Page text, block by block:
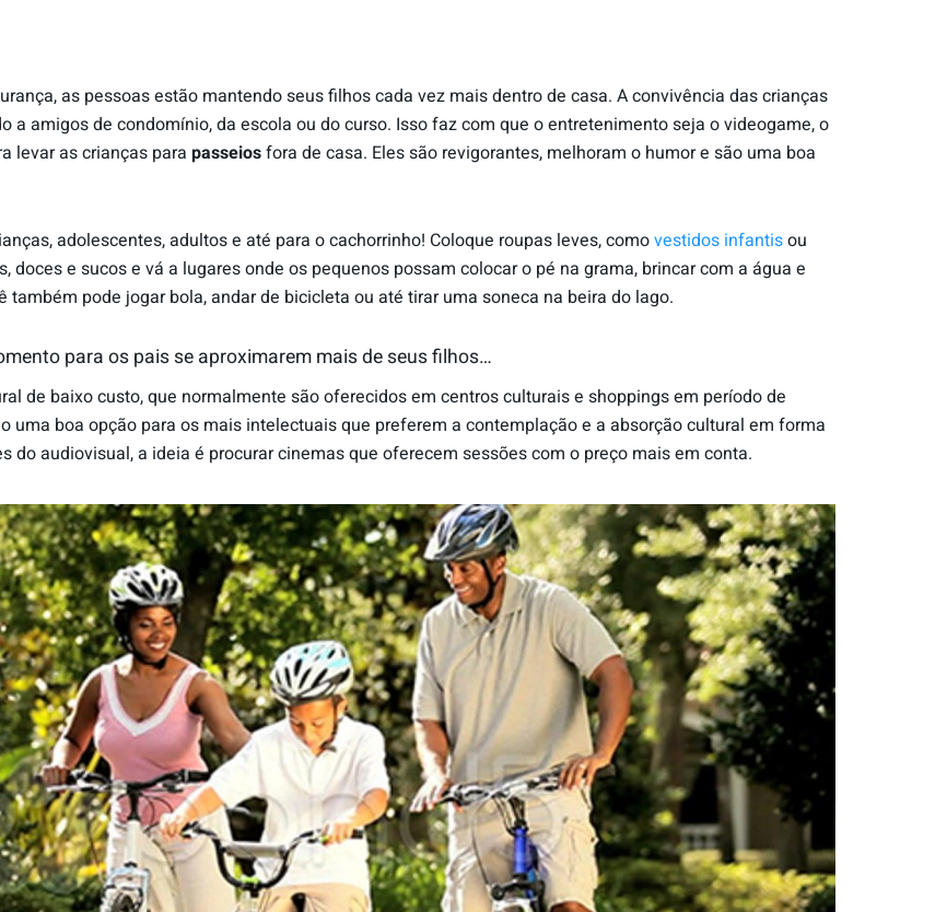
as pessoas estão mantendo seus filhos cada vez mais dentro de casa. A convivência das crianças
a amigos de condomínio, da escola ou do curso. Isso faz com que o entretenimento seja o videogame, o
levar as crianças para passeiosfora de casa. Eles são revigorantes, melhoram o humor e são uma boa
adolescentes, adultos e até para o cachorrinho! Coloque roupas leves, comovestidos infantisou
e sucos e vá a lugares onde os pequenos possam colocar o pé na grama, brincar com a água e
também pode jogar bola, andar de bicicleta ou até tirar uma soneca na beira do lago.
para os pais se aproximarem mais de seus filhos…
de baixo custo, que normalmente são oferecidos em centros culturais e shoppings em período de
uma boa opção para os mais intelectuais que preferem a contemplação e a absorção cultural em forma
do audiovisual, a ideia é procurar cinemas que oferecem sessões com o preço mais em conta.